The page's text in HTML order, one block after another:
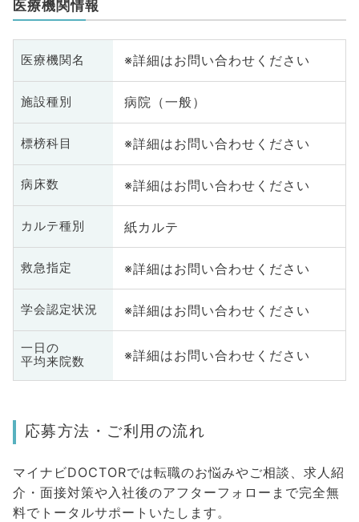
医療機関情報
医療機関名 ※詳細はお問い合わせください
施設種別 病院（一般）
標榜科目 ※詳細はお問い合わせください
病床数 ※詳細はお問い合わせください
カルテ種別 紙カルテ
救急指定 ※詳細はお問い合わせください
学会認定状況 ※詳細はお問い合わせください
一日の
平均来院数
※詳細はお問い合わせください
応募方法・ご利用の流れ
マイナビDOCTORでは転職のお悩みやご相談、求人紹
介・面接対策や入社後のアフターフォローまで完全無
料でトータルサポートいたします。